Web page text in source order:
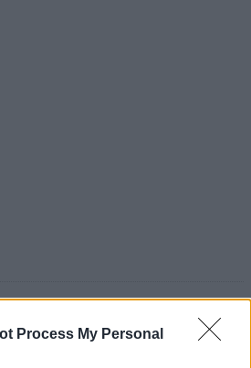
Process My Personal
que desees sobre Los
o 'A Escondidas'